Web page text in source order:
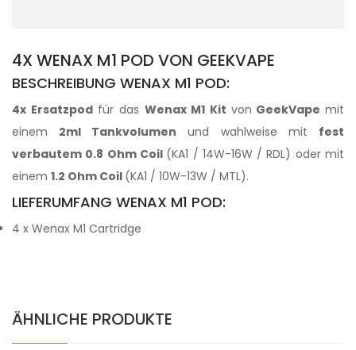
4X WENAX M1 POD VON GEEKVAPE
BESCHREIBUNG WENAX M1 POD:
4x Ersatzpodfür das Wenax M1 Kit von GeekVapemit
einem 2ml Tankvolumen und wahlweise mit fest
verbautem 0.8 Ohm Coil (KA1 / 14W-16W / RDL) oder mit
einem 1.2 Ohm Coil (KA1 / 10W-13W / MTL).
LIEFERUMFANG WENAX M1 POD:
4 x Wenax M1 Cartridge
ÄHNLICHE PRODUKTE